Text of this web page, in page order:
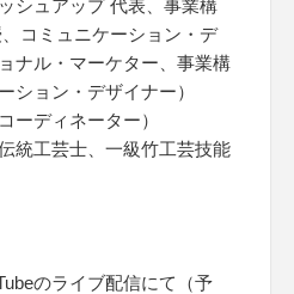
シュアップ 代表、事業構
コミュニケーション・デ
ナル・マーケター、事業構
ション・デザイナー）
ーディネーター）
統工芸士、一級竹工芸技能
のライブ配信にて（予